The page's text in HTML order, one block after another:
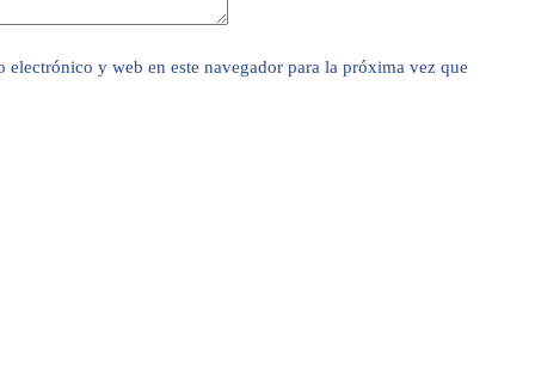
electrónico y web en este navegador para la próxima vez que